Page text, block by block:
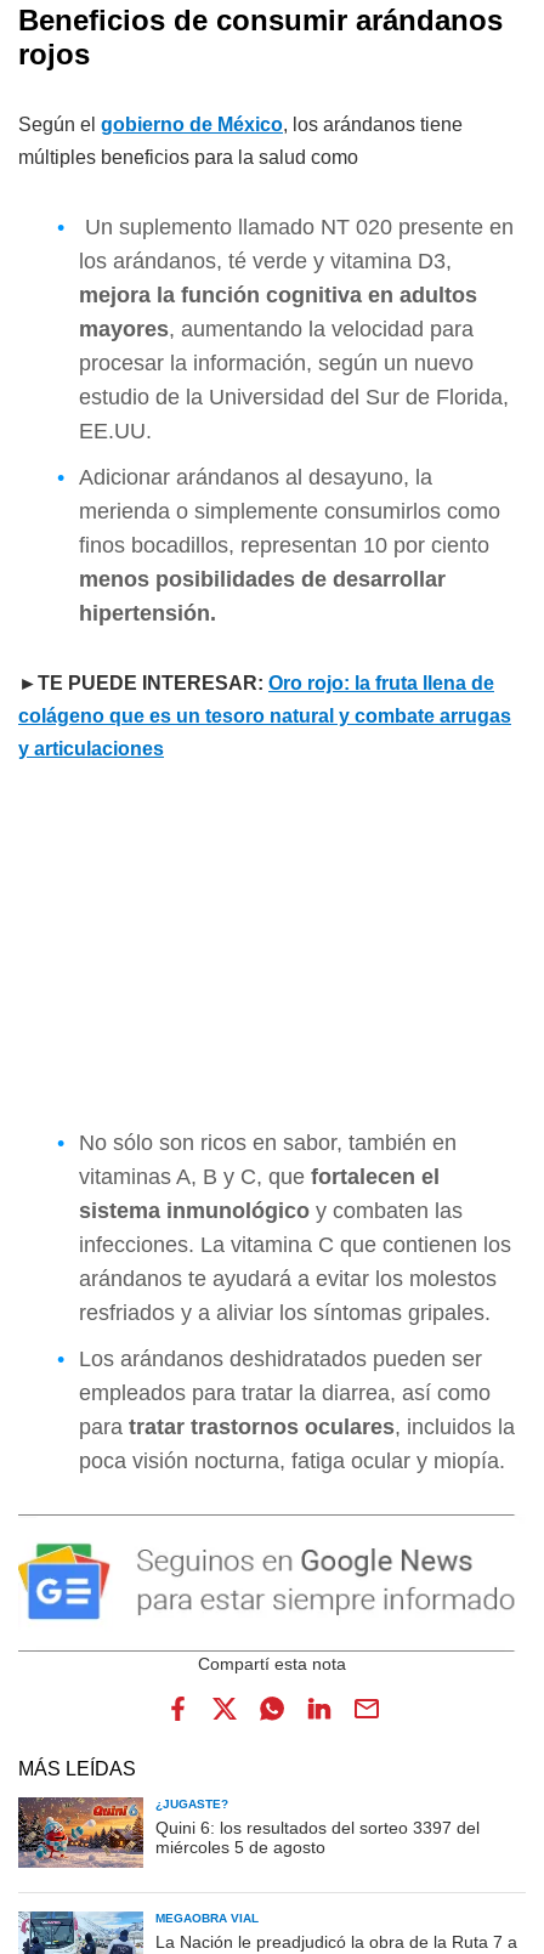
Beneficios de consumir arándanos
rojos
Según el gobierno de México, los arándanos tiene
múltiples beneficios para la salud como
Un suplemento llamado NT 020 presente en
los arándanos, té verde y vitamina D3,
mejora la función cognitiva en adultos
mayores, aumentando la velocidad para
procesar la información, según un nuevo
estudio de la Universidad del Sur de Florida,
EE.UU.
Adicionar arándanos al desayuno, la
merienda o simplemente consumirlos como
finos bocadillos, representan 10 por ciento
menos posibilidades de desarrollar
hipertensión.
►TE PUEDE INTERESAR: Oro rojo: la fruta llena de
colágeno que es un tesoro natural y combate arrugas
y articulaciones
No sólo son ricos en sabor, también en
vitaminas A, B y C, que fortalecen el
sistema inmunológico y combaten las
infecciones. La vitamina C que contienen los
arándanos te ayudará a evitar los molestos
resfriados y a aliviar los síntomas gripales.
Los arándanos deshidratados pueden ser
empleados para tratar la diarrea, así como
para tratar trastornos oculares, incluidos la
poca visión nocturna, fatiga ocular y miopía.
MÁS LEÍDAS
¿JUGASTE?
Quini 6: los resultados del sorteo 3397 del
miércoles 5 de agosto
MEGAOBRA VIAL
La Nación le preadjudicó la obra de la Ruta 7 a